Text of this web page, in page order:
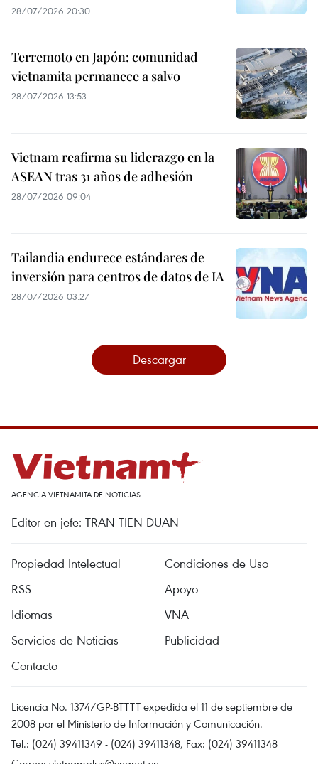
28/07/2026 20:30
Terremoto en Japón: comunidad
vietnamita permanece a salvo
28/07/2026 13:53
Vietnam reafirma su liderazgo en la
ASEAN tras 31 años de adhesión
28/07/2026 09:04
Tailandia endurece estándares de
inversión para centros de datos de IA
28/07/2026 03:27
Descargar
AGENCIA VIETNAMITA DE NOTICIAS
Editor en jefe: TRAN TIEN DUAN
Propiedad Intelectual
Condiciones de Uso
RSS
Apoyo
Idiomas
VNA
Servicios de Noticias
Publicidad
Contacto
Licencia No. 1374/GP-BTTTT expedida el 11 de septiembre de
2008 por el Ministerio de Información y Comunicación.
Tel.: (024) 39411349 - (024) 39411348, Fax: (024) 39411348